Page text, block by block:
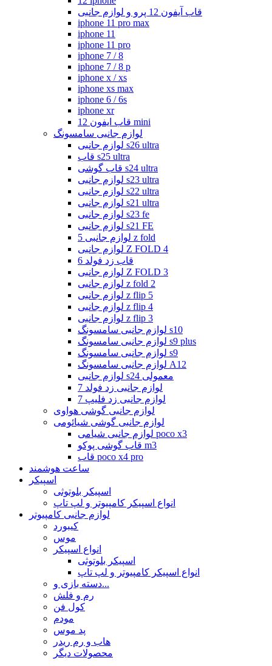
قاب آیفون 12 پرو و لوازم جانبی
iphone 11 pro max
iphone 11
iphone 11 pro
iphone 7 / 8
iphone 7 / 8 p
iphone x / xs
iphone xs max
iphone 6 / 6s
iphone xr
قاب ایفون 12 mini
لوازم جانبی سامسونگ
لوازم جانبی s26 ultra
قاب s25 ultra
قاب گوشی s24 ultra
لوازم جانبی s23 ultra
لوازم جانبی s22 ultra
لوازم جانبی s21 ultra
لوازم جانبی s23 fe
لوازم جانبی s21 FE
لوازم جانبی 5 z fold
لوازم جانبی Z FOLD 4
قاب زد فولد 6
لوازم جانبی Z FOLD 3
لوازم جانبی z fold 2
لوازم جانبی z flip 5
لوازم جانبی z flip 4
لوازم جانبی z flip 3
لوازم جانبی سامسونگ s10
لوازم جانبی سامسونگ s9 plus
لوازم جانبی سامسونگ s9
لوازم جانبی سامسونگ A12
لوازم جانبی s24 معمولی
لوازم جانبی زد فولد 7
لوازم جانبی زد فلیپ 7
لوازم جانبی گوشی هواوی
لوازم جانبی گوشی شیائومی
لوازم جانبی شیامی poco x3
قاب گوشی پوکو m3
قاب poco x4 pro
ساعت هوشمند
اسپیکر
اسپیکر بلوتوثی
انواع اسپیکر کامپیوتر و لپ تاپ
لوازم جانبی کامپیوتر
کیبورد
موس
انواع اسپیکر
اسپیکر بلوتوثی
انواع اسپیکر کامپیوتر و لپ تاپ
دسته بازی و...
رم و فلش
کول فن
مودم
پد موس
هاب و رم ریدر
محصولات دیگر